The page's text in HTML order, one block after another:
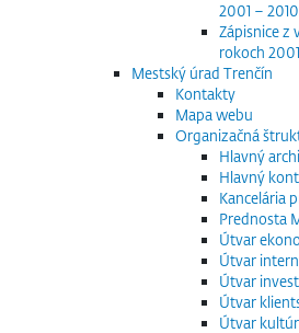
2001 – 2010
Zápisnice z
rokoch
Mestský úrad Trenčín
Kontakty
Mapa webu
Organizačná
Hlavný
Hlavný
Kancelária
Prednosta
Útvar
Útvar
Útvar
Útvar
Útvar